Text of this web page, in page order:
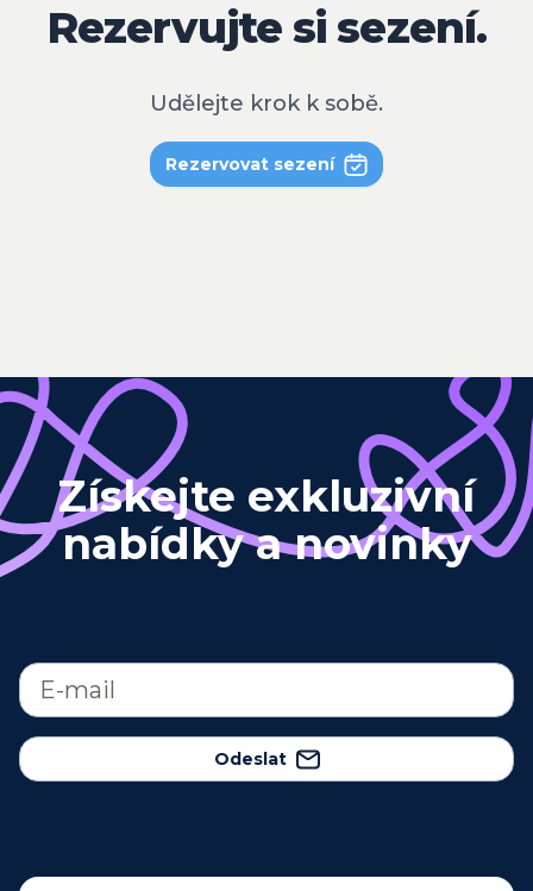
Rezervujte si sezení.
Udělejte krok k sobě.
Rezervovat sezení
Získejte exkluzivní
nabídky a novinky
Odeslat